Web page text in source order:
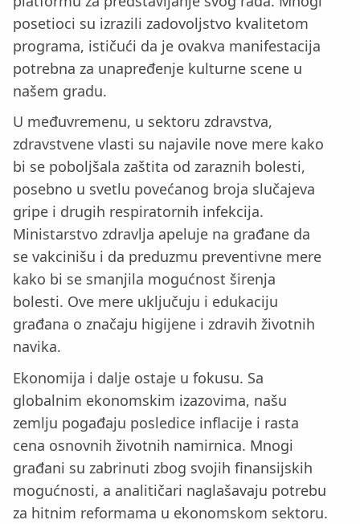
posetioci su izrazili zadovoljstvo kvalitetom
programa, ističući da je ovakva manifestacija
potrebna za unapređenje kulturne scene u
našem gradu.
U međuvremenu, u sektoru zdravstva,
zdravstvene vlasti su najavile nove mere kako
bi se poboljšala zaštita od zaraznih bolesti,
posebno u svetlu povećanog broja slučajeva
gripe i drugih respiratornih infekcija.
Ministarstvo zdravlja apeluje na građane da
se vakcinišu i da preduzmu preventivne mere
kako bi se smanjila mogućnost širenja
bolesti. Ove mere uključuju i edukaciju
građana o značaju higijene i zdravih životnih
navika.
Ekonomija i dalje ostaje u fokusu. Sa
globalnim ekonomskim izazovima, našu
zemlju pogađaju posledice inflacije i rasta
cena osnovnih životnih namirnica. Mnogi
građani su zabrinuti zbog svojih finansijskih
mogućnosti, a analitičari naglašavaju potrebu
za hitnim reformama u ekonomskom sektoru.